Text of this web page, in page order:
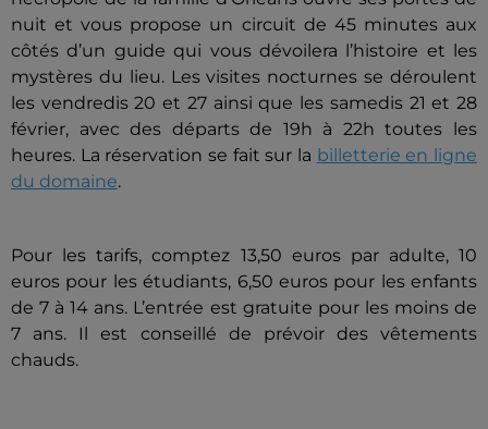
nuit et vous propose un circuit de 45 minutes aux
côtés d’un guide qui vous dévoilera l’histoire et les
mystères du lieu. Les visites nocturnes se déroulent
les vendredis 20 et 27 ainsi que les samedis 21 et 28
février, avec des départs de 19h à 22h toutes les
heures. La réservation se fait sur la billetterie en ligne
du domaine.
Pour les tarifs, comptez 13,50 euros par adulte, 10
euros pour les étudiants, 6,50 euros pour les enfants
de 7 à 14 ans. L’entrée est gratuite pour les moins de
7 ans. Il est conseillé de prévoir des vêtements
chauds.